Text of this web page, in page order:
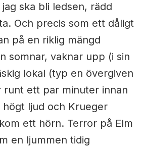
ska bli ledsen, rädd
Och precis som ett dåligt
på en riklig mängd
somnar, vaknar upp (i sin
lokal (typ en övergiven
runt ett par minuter innan
ljud och Krueger
ett hörn. Terror på Elm
en ljummen tidig